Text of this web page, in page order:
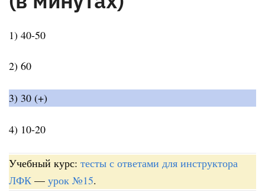
1) 40-50
2) 60
3) 30 (+)
4) 10-20
Учебный курс: тесты с ответами для инструктора
ЛФК — урок №15.